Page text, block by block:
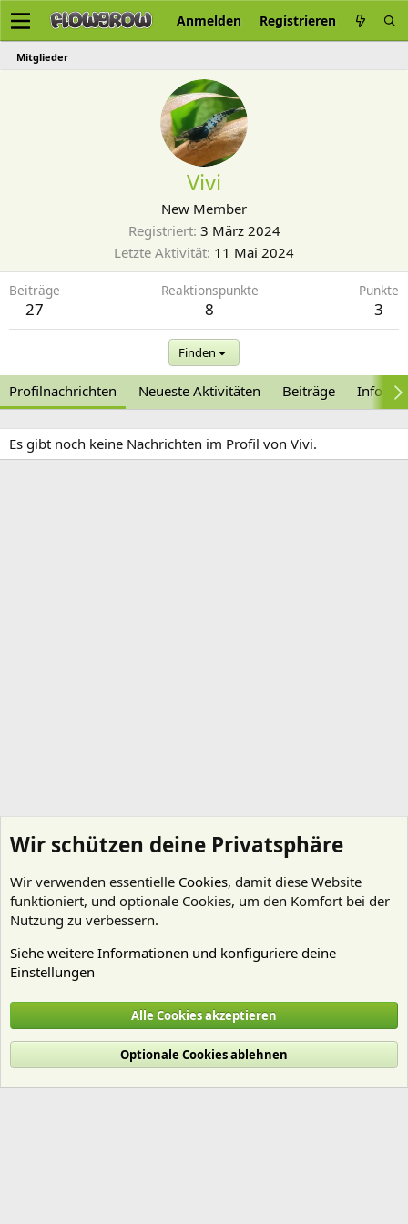
Anmelden Registrieren
Mitglieder
Vivi
New Member
Registriert 3 März 2024
Letzte Aktivität 11 Mai 2024
Beiträge
27
Reaktionspunkte
8
Punkte
3
Finden
Profilnachrichten Neueste Aktivitäten Beiträge
Es gibt noch keine Nachrichten im Profil von Vivi.
Cookies
Deutsch (Du)
Nutzungsbedingungen
Datenschutz Hilfe und Impressum
R
Wir schützen deine Privatsphäre
Wir verwenden essentielle Cookies, damit diese Website
funktioniert, und optionale Cookies, um den Komfort bei der
Nutzung zu verbessern.
Siehe weitere Informationen und konfiguriere deine
Einstellungen
Alle Cookies akzeptieren
Optionale Cookies ablehnen